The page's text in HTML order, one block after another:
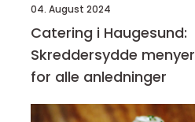
04. August 2024
Catering i Haugesund:
Skreddersydde menyer
for alle anledninger